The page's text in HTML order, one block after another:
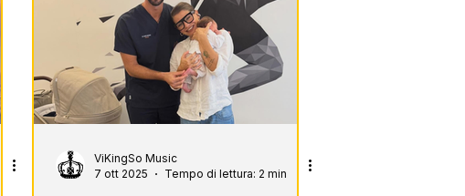
ViKingSo Music
7 ott 2025
Tempo di lettura: 2 min